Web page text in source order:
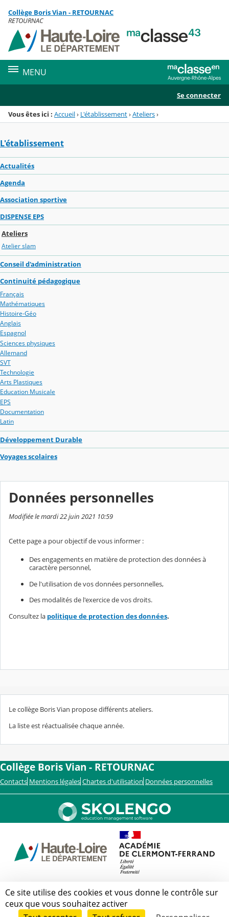
Menu de la rubrique
Contenu
Collège Boris Vian - RETOURNAC
RETOURNAC
MENU
Se connecter
Vous êtes ici : Accueil› L'établissement›Ateliers›
L'établissement
Actualités
Agenda
Association sportive
DISPENSE EPS
Ateliers
Atelier slam
Conseil d'administration
Continuité pédagogique
Français
Mathématiques
Histoire-Géo
Anglais
Espagnol
Sciences physiques
Allemand
SVT
Technologie
Arts Plastiques
Education Musicale
EPS
Documentation
Latin
Développement Durable
Voyages scolaires
Données personnelles
Modifiée le mardi 22 juin 2021 10:59
Cette page a pour objectif de vous informer :
Des engagements en matière de protection des données à
caractère personnel,
De l'utilisation de vos données personnelles,
Des modalités de l'exercice de vos droits.
Consultez la politique de protection des données.
Le collège Boris Vian propose différents ateliers.
La liste est réactualisée chaque année.
Collège Boris Vian - RETOURNAC
Contacts Mentions légales Chartes d'utilisation Données personnelles
Ce site utilise des cookies et vous donne le contrôle sur
ceux que vous souhaitez activer